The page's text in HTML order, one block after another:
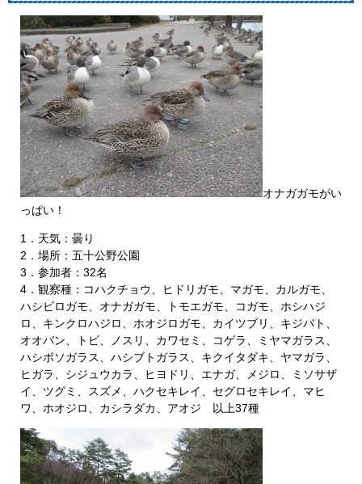
オナガガモがい
っぱい！
1．天気：曇り
2．場所：五十公野公園
3．参加者：32名
4．観察種：コハクチョウ、ヒドリガモ、マガモ、カルガモ、
ハシビロガモ、オナガガモ、トモエガモ、コガモ、ホシハジ
ロ、キンクロハジロ、ホオジロガモ、カイツブリ、キジバト、
オオバン、トビ、ノスリ、カワセミ、コゲラ、ミヤマガラス、
ハシボソガラス、ハシブトガラス、キクイタダキ、ヤマガラ、
ヒガラ、シジュウカラ、ヒヨドリ、エナガ、メジロ、ミソサザ
イ、ツグミ、スズメ、ハクセキレイ、セグロセキレイ、マヒ
ワ、ホオジロ、カシラダカ、アオジ 以上37種